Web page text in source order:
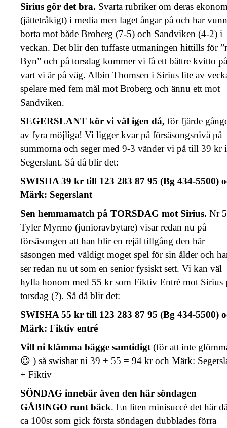
Sirius gör det bra. Svarta rubriker om deras
(jättetråkigt) i media men laget ångar på och har
borta mot både Broberg (7-5) och Sandviken (4-2) i
veckan. Det blir den tuffaste utmaningen hittills för
Byn” och på torsdag kommer vi få ett bättre kvitto på
vart vi är på väg. Albin Thomsen i Sirius lite av
spelare med fem mål mot Broberg och ännu ett mot
Sandviken.
SEGERSLANT kör vi väl igen då, för fjärde
av fyra möjliga! Vi ligger kvar på försäsongsnivå på
summorna och seger med 9-3 vänder vi på till 39 kr i
Segerslant. Så då blir det:
SWISHA 39 kr till 123 283 87 95 (Bg 434-5500)
Märk: Segerslant
Sen hemmamatch på TORSDAG mot Sirius. Nr
Tyler Myrmo (junioravbytare) visar redan nu på
försäsongen att han blir en rejäl tillgång den här
säsongen med väldigt moget spel för sin ålder och
ser redan nu ut som en senior fysiskt sett. Vi kan väl
hylla honom med 55 kr som Fiktiv Entré mot Sirius
torsdag (?). Så då blir det:
SWISHA 55 kr till 123 283 87 95 (Bg 434-5500)
Märk: Fiktiv entré
Vill ni klämma bägge samtidigt (för att inte
😉 ) så swishar ni 39 + 55 = 94 kr och Märk:
+ Fiktiv
SÖNDAG innebär även den här söndagen
GÅBINGO runt bäck. En liten minisuccé det här
ca 100st som gick första söndagen dubblades förra